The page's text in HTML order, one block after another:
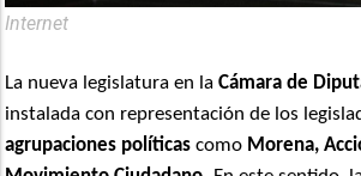
Internet
La nueva legislatura en laCámara de
instalada con representación de los
agrupaciones políticas como Morena,